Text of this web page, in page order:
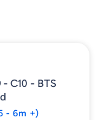
C10 - BTS
- 6m +)